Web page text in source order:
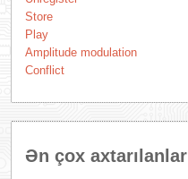
Store
Play
Amplitude modulation
Conflict
Ən çox axtarılanlar